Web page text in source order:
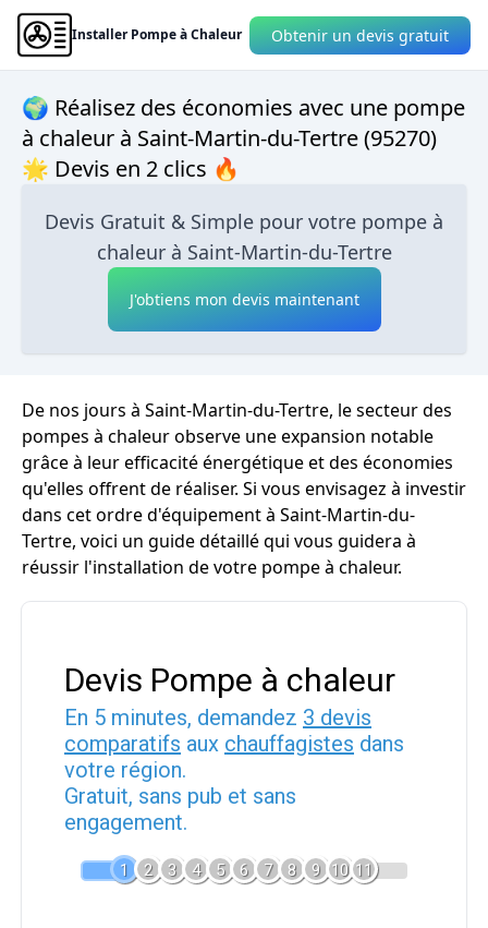
Installer Pompe à Chaleur Obtenir un devis gratuit
🌍 Réalisez des économies avec une pompe
à chaleur à Saint-Martin-du-Tertre (95270)
🌟 Devis en 2 clics 🔥
Devis Gratuit & Simple pour votre pompe à
chaleur à Saint-Martin-du-Tertre
J'obtiens mon devis maintenant
De nos jours à Saint-Martin-du-Tertre, le secteur des
pompes à chaleur observe une expansion notable
grâce à leur efficacité énergétique et des économies
qu'elles offrent de réaliser. Si vous envisagez à investir
dans cet ordre d'équipement à Saint-Martin-du-
Tertre, voici un guide détaillé qui vous guidera à
réussir l'installation de votre pompe à chaleur.
Devis Pompe à chaleur
En 5 minutes, demandez 3 devis
comparatifs aux chauffagistes dans
votre région.
Gratuit, sans pub et sans
engagement.
1 2 3 4 5 6 7 8 9 10 11